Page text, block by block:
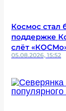
Космос стал
поддержке
слёт
05.08.2026, 15:52